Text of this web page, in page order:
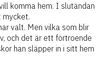
komma hem. I slutändan
mycket.
valt. Men vilka som blir
och det är ett förtroende
han släpper in i sitt hem